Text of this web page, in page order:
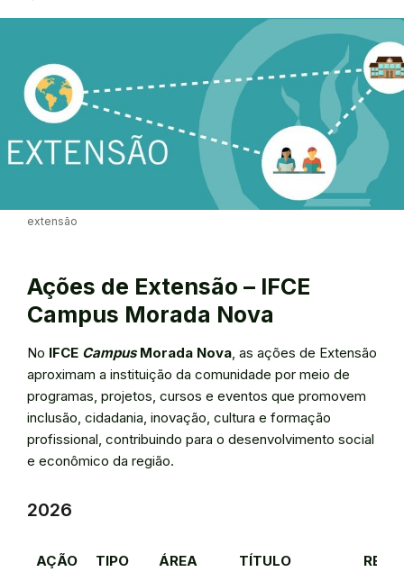
extensão
Ações de Extensão – IFCE
Campus Morada Nova
No IFCE CampusMorada Nova, as ações de Extensão
aproximam a instituição da comunidade por meio de
programas, projetos, cursos e eventos que promovem
inclusão, cidadania, inovação, cultura e formação
profissional, contribuindo para o desenvolvimento social
e econômico da região.
2026
AÇÃO TIPO ÁREA TÍTULO